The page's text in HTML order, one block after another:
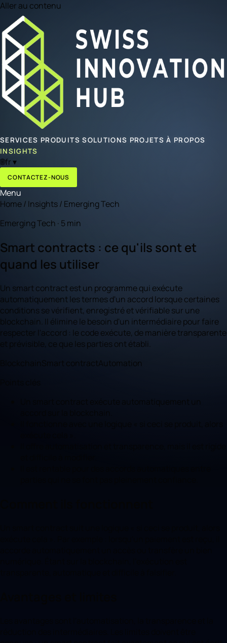
Aller au contenu
SERVICES PRODUITSSOLUTIONS PROJETSÀ PROPOS
INSIGHTS
🌐fr▾
CONTACTEZ-NOUS
Menu
Home/ Insights/ Emerging Tech
Emerging Tech · 5 min
Smart contracts : ce qu'ils sont et
quand les utiliser
Un smart contract est un programme qui exécute
automatiquement les termes d'un accord lorsque certaines
conditions se vérifient, enregistré et vérifiable sur une
blockchain. Il élimine le besoin d'un intermédiaire pour faire
respecter l'accord : le code exécute, de manière transparente
et prévisible, ce que les parties ont établi.
BlockchainSmart contractAutomation